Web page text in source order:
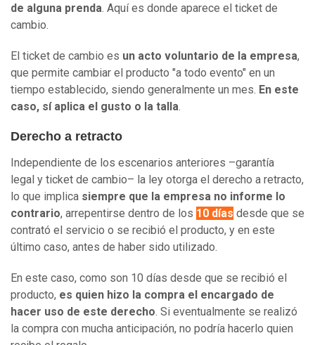
de alguna prenda. Aquí es donde aparece el ticket de
cambio.
El ticket de cambio es un acto voluntario de la empresa,
que permite cambiar el producto "a todo evento" en un
tiempo establecido, siendo generalmente un mes. En este
caso, sí aplica el gusto o la talla.
Derecho a retracto
Independiente de los escenarios anteriores –garantía
legal y ticket de cambio– la ley otorga el derecho a retracto,
lo que implica siempre que la empresa no informe lo
contrario, arrepentirse dentro de los 10 días desde que se
contrató el servicio o se recibió el producto, y en este
último caso, antes de haber sido utilizado.
En este caso, como son 10 días desde que se recibió el
producto, es quien hizo la compra el encargado de
hacer uso de este derecho. Si eventualmente se realizó
la compra con mucha anticipación, no podría hacerlo quien